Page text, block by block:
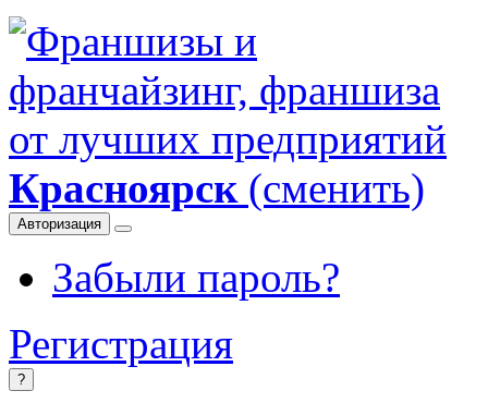
Красноярск(сменить)
Авторизация
Забыли пароль?
Регистрация
?